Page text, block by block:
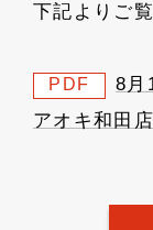
下記よりご
PDF
8月
アオキ和田